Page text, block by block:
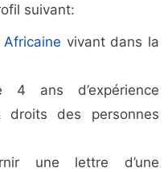
suivant:
Africaine vivant dans la
ans d’expérience
droits des personnes
une lettre d’une